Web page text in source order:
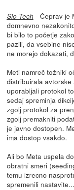
Slo-Tech - Čeprav je
domnevno
bi bilo to početje
pazili, da vsebine
ne morejo dokazati,
Meti namreč tožniki
distribuirala
uporabljali protokol
sedaj spreminja
zgolj protokol za
zgolj premakniti
je javno dostopen.
ima dostop vsakdo.
Ali bo Meta uspela
obratni smeri
temu izrecno
spremenili nastavite...